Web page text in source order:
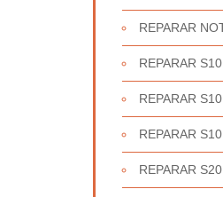
REPARAR
REPARAR
REPARAR
REPARAR
REPARAR